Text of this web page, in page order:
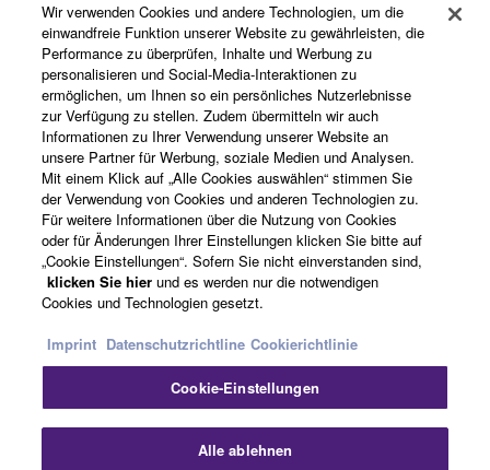
Produkte und Lösungen
News
Über Yamaha
Deutschland - German
Consumer
KontaktNutzungsbedingungen
Wir verwenden Cookies und andere Technologien, um die
einwandfreie Funktion unserer Website zu gewährleisten, die
Performance zu überprüfen, Inhalte und Werbung zu
personalisieren und Social-Media-Interaktionen zu
ermöglichen, um Ihnen so ein persönliches Nutzerlebnisse
zur Verfügung zu stellen. Zudem übermitteln wir auch
Informationen zu Ihrer Verwendung unserer Website an
unsere Partner für Werbung, soziale Medien und Analysen.
Mit einem Klick auf „Alle Cookies auswählen“ stimmen Sie
der Verwendung von Cookies und anderen Technologien zu.
Für weitere Informationen über die Nutzung von Cookies
oder für Änderungen Ihrer Einstellungen klicken Sie bitte auf
„Cookie Einstellungen“. Sofern Sie nicht einverstanden sind,
klicken Sie hier und es werden nur die notwendigen
Cookies und Technologien gesetzt.
Imprint Datenschutzrichtline Cookierichtlinie
Cookie-Einstellungen
Alle ablehnen